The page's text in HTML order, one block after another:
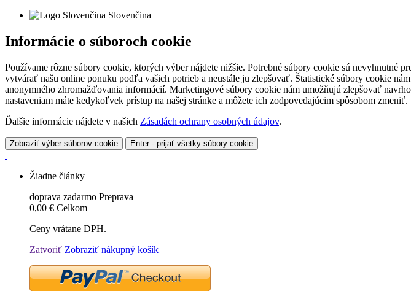
Slovenčina
Informácie o súboroch cookie
Používame rôzne súbory cookie, ktorých výber nájdete nižšie. Potrebné súbory cookie sú nevyhnutné
vytvárať našu online ponuku podľa vašich potrieb a neustále ju zlepšovať. Štatistické súbory cookie
anonymného zhromažďovania informácií. Marketingové súbory cookie nám umožňujú zlepšovať
nastaveniam máte kedykoľvek prístup na našej stránke a môžete ich zodpovedajúcim spôsobom zmeniť.
Ďalšie informácie nájdete v našich Zásadách ochrany osobných údajov.
Zobraziť výber súborov cookie Enter - prijať všetky súbory cookie
Žiadne články
doprava zadarmo Preprava
0,00 € Celkom
Ceny vrátane DPH.
Zatvoriť Zobraziť nákupný košík